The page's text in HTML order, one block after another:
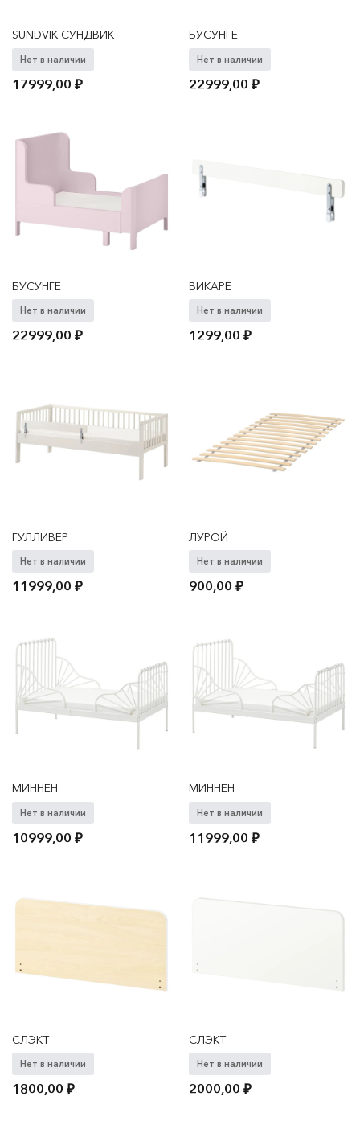
SUNDVIK СУНДВИК
Нет в наличии
17999,00₽
БУСУНГЕ
Нет в наличии
22999,00₽
БУСУНГЕ
Нет в наличии
22999,00₽
ВИКАРЕ
Нет в наличии
1299,00₽
ГУЛЛИВЕР
Нет в наличии
11999,00₽
ЛУРОЙ
Нет в наличии
900,00₽
МИННЕН
Нет в наличии
10999,00₽
МИННЕН
Нет в наличии
11999,00₽
СЛЭКТ
Нет в наличии
1800,00₽
СЛЭКТ
Нет в наличии
2000,00₽